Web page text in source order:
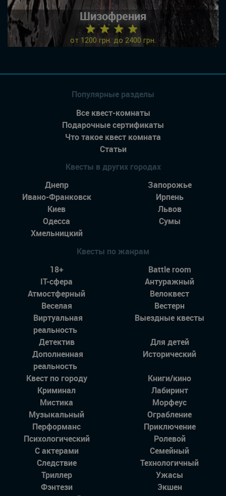
Шизофрения
★ ★ ★ ★
от 1200 грн. до 2400 грн.
Популярные разделы
Все квест-комнаты
Подарочные сертификаты
Что такое квест комната
Статьи
Квесты в других городах
Днепр
Запорожье
Ивано-Франковск
Ирпень
Киев
Львов
Одесса
Сумы
Хмельницкий
Квесты по жанрам
18+
Battle room
IT-сфера
Антуражный
Атмостферный
Велоквест
Веселая
Вестерн
Виртуальная
реальность
Выездные квесты
Детектив
Для детей
Дополненная
реальность
Исторический
Квест по городу
Книги/кино
Криминал
Лабиринт
Мистика
Морфеус
Музыкальный
Ограбление
Перформанс
Приключение
Психологический
Ролевой
С актерами
Семейный
Следствие
Технологичный
Триллер
Ужасы
Фэнтези
Экшен